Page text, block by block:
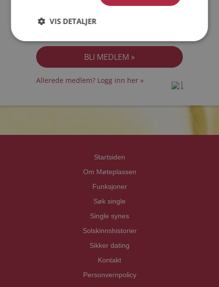
Jeg akseptererMedlemsvilkårene
Allerede medlem? Logg inn her »
Startsiden
Om Møteplassen
Funksjoner
Søk single
Single synes
Solskinnshistorier
Sikker dating
Kontakt
Personvernpolicy
VIS DETALJER